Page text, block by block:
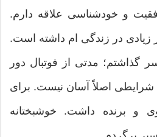
و خودشناسی علاقه دارم.
زیادی در زندگی ام داشته است.
مدتی از فوتبال دور
شرایطی اصلاً آسان نیست. برای
و برنده داشت. خوشبختانه